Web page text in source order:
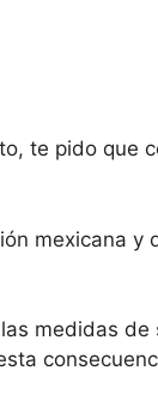
te pido que
mexicana y
medidas de